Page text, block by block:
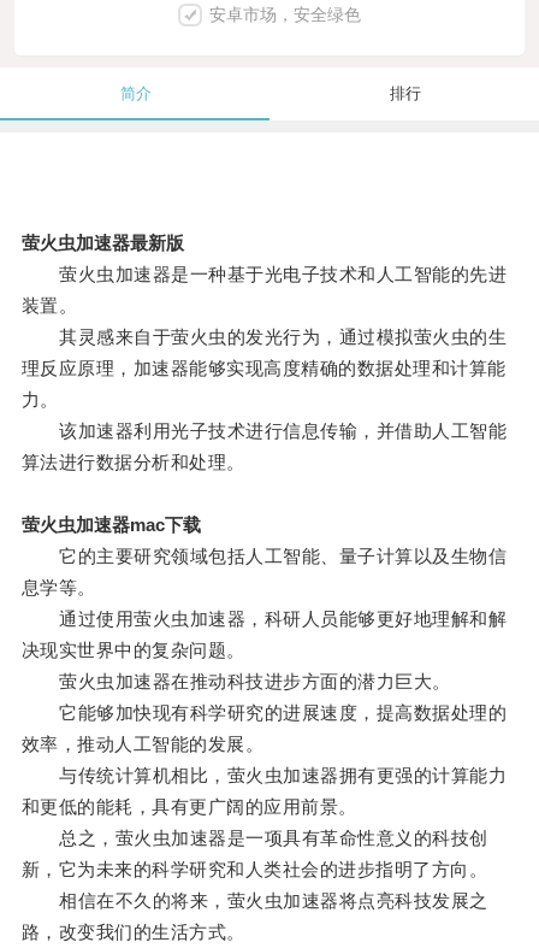
安卓市场，安全绿色
简介 排行
萤火虫加速器最新版
萤火虫加速器是一种基于光电子技术和人工智能的先进
装置。
其灵感来自于萤火虫的发光行为，通过模拟萤火虫的生
理反应原理，加速器能够实现高度精确的数据处理和计算能
力。
该加速器利用光子技术进行信息传输，并借助人工智能
算法进行数据分析和处理。
萤火虫加速器mac下载
它的主要研究领域包括人工智能、量子计算以及生物信
息学等。
通过使用萤火虫加速器，科研人员能够更好地理解和解
决现实世界中的复杂问题。
萤火虫加速器在推动科技进步方面的潜力巨大。
它能够加快现有科学研究的进展速度，提高数据处理的
效率，推动人工智能的发展。
与传统计算机相比，萤火虫加速器拥有更强的计算能力
和更低的能耗，具有更广阔的应用前景。
总之，萤火虫加速器是一项具有革命性意义的科技创
新，它为未来的科学研究和人类社会的进步指明了方向。
相信在不久的将来，萤火虫加速器将点亮科技发展之
路，改变我们的生活方式。